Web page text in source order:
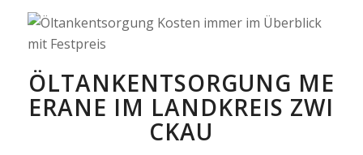
ÖLTANKENTSORGUNG ME
ERANE IM LANDKREIS ZWI
CKAU